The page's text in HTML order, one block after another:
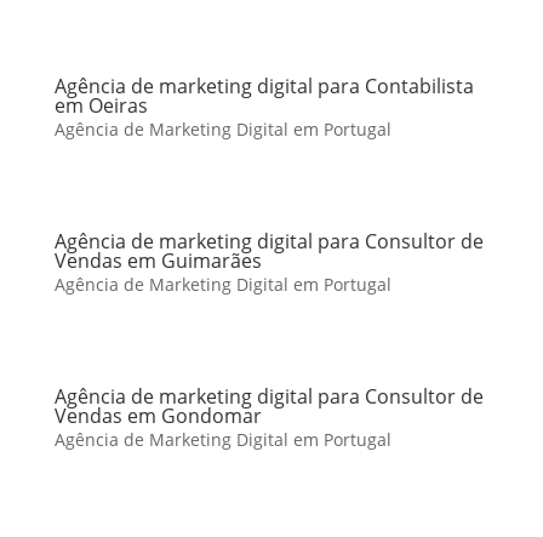
Agência de marketing digital para Contabilista
em Oeiras
Agência de Marketing Digital em Portugal
Agência de marketing digital para Consultor de
Vendas em Guimarães
Agência de Marketing Digital em Portugal
Agência de marketing digital para Consultor de
Vendas em Gondomar
Agência de Marketing Digital em Portugal